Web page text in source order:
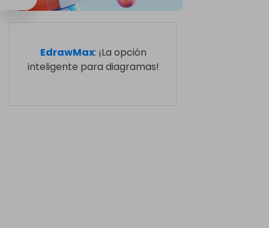
EdrawMax: ¡La opción
inteligente para diagramas!